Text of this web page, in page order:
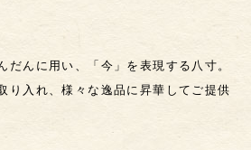
だんに用い、「今」を表現する八寸。
り入れ、様々な逸品に昇華してご提供